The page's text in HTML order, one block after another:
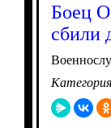
Боец
сбили